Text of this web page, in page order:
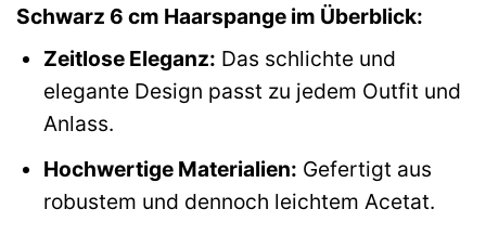
Schwarz 6 cm Haarspange im Überblick:
Zeitlose Eleganz: Das schlichte und
elegante Design passt zu jedem Outfit und
Anlass.
Hochwertige Materialien: Gefertigt aus
robustem und dennoch leichtem Acetat.